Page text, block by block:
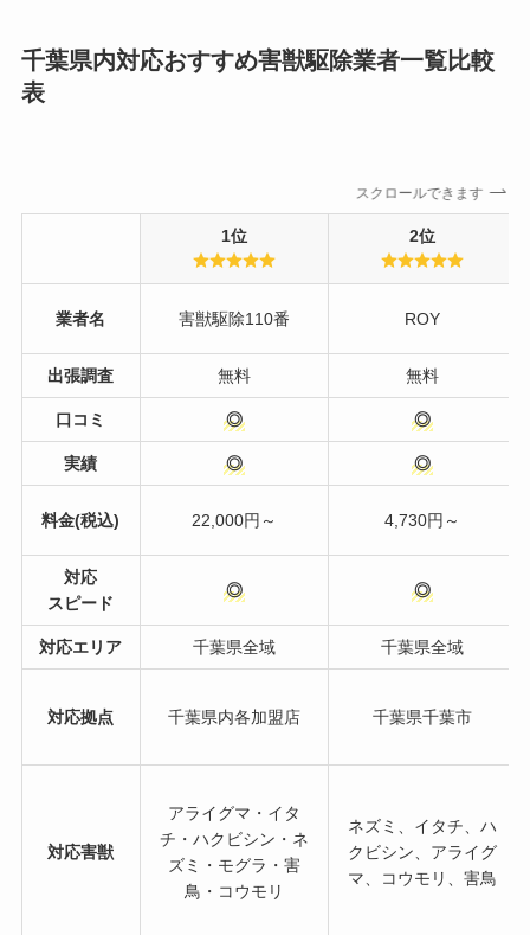
千葉県内対応おすすめ害獣駆除業者一覧比較
表
スクロールできます
1位 2位
業者名 害獣駆除110番 ROY
出張調査 無料 無料
口コミ ◎ ◎
実績 ◎ ◎
料金(税込) 22,000円～ 4,730円～
対応
スピード
◎ ◎
対応エリア 千葉県全域 千葉県全域
対応拠点 千葉県内各加盟店 千葉県千葉市
対応害獣
アライグマ・イタ
チ・ハクビシン・ネ
ズミ・モグラ・害
鳥・コウモリ
ネズミ、イタチ、ハ
クビシン、アライグ
マ、コウモリ、害鳥